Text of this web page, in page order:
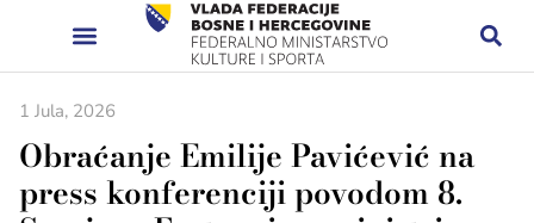
1 Jula, 2026
Obraćanje Emilije Pavićević na
press konferenciji povodom 8.